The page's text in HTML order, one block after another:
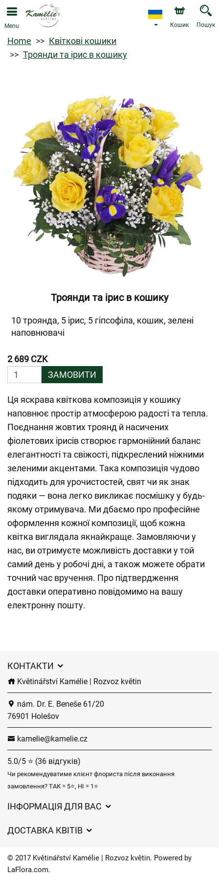
Menu Кошик Пошук
Home
Квіткові кошики
Троянди та ірис в кошику
Троянди та ірис в кошику
10 троянда, 5 ірис, 5 гіпсофіла, кошик, зелені
наповнювачі
2 689 CZK
ЗАМОВИТИ
Ця яскрава квіткова композиція у кошику
наповнює простір атмосферою радості та тепла.
Поєднання жовтих троянд й насичених
фіолетових ірисів створює гармонійний баланс
елегантності та свіжості, підкреслений ніжними
зеленими акцентами. Така композиція чудово
підходить для урочистостей, свят чи як знак
подяки — вона легко викликає посмішку у будь-
якому отримувача. Ми дбаємо про професійне
оформлення кожної композиції, щоб кожна
квітка виглядала якнайкраще. Замовляючи у
нас, ви отримуєте можливість доставки у той
самий день у робочі дні, а також можете обрати
точний час вручення. Про підтвердження
доставки оперативно повідомимо на вашу
електронну пошту.
КОНТАКТИ
Květinářství Kamélie | Rozvoz květin
nám. Dr. E. Beneše 61/20
76901 Holešov
kamelie@kamelie.cz
5.0/5 ⭐ (36 відгуків)
Чи рекомендуватиме клієнт флориста після виконання
замовлення? ТАК = 5⭐, НІ = 1⭐
ІНФОРМАЦІЯ ДЛЯ ВАС
Захист персональних даних
Час доставки квітів – огляд можливостей
ДОСТАВКА КВІТІВ
Куди ми доставляємо квіти
© 2017 Květinářství Kamélie | Rozvoz květin. Powered by
LaFlora.com.